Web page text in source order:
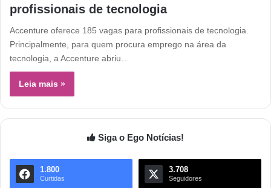
profissionais de tecnologia
Accenture oferece 185 vagas para profissionais de tecnologia.
Principalmente, para quem procura emprego na área da
tecnologia, a Accenture abriu…
Leia mais »
Siga o Ego Notícias!
1.800
Curtidas
3.708
Seguidores